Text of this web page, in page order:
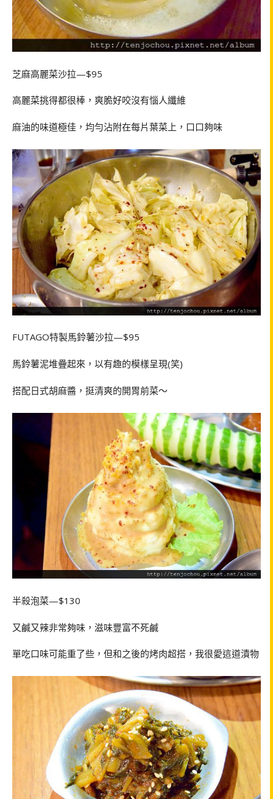
芝麻高麗菜沙拉—$95
高麗菜挑得都很棒，爽脆好咬沒有惱人纖維
麻油的味道極佳，均勻沾附在每片葉菜上，口口夠味
FUTAGO特製馬鈴薯沙拉—$95
馬鈴薯泥堆疊起來，以有趣的模樣呈現(笑)
搭配日式胡麻醬，挺清爽的開胃前菜～
半殺泡菜—$130
又鹹又辣非常夠味，滋味豐富不死鹹
單吃口味可能重了些，但和之後的烤肉超搭，我很愛這道漬物